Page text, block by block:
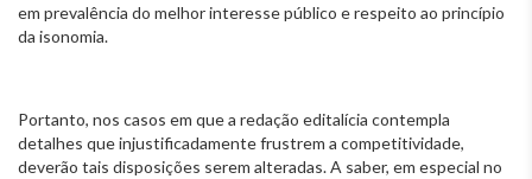
em prevalência do melhor interesse público e respeito ao princípio
da isonomia.
Portanto, nos casos em que a redação editalícia contempla
detalhes que injustificadamente frustrem a competitividade,
deverão tais disposições serem alteradas. A saber, em especial no